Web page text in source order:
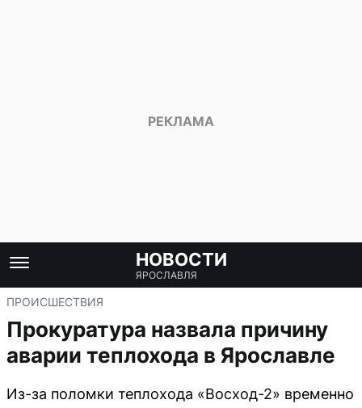
НОВОСТИ
ЯРОСЛАВЛЯ
ПРОИСШЕСТВИЯ
Прокуратура назвала причину
аварии теплохода в Ярославле
Из-за поломки теплохода «Восход-2» временно